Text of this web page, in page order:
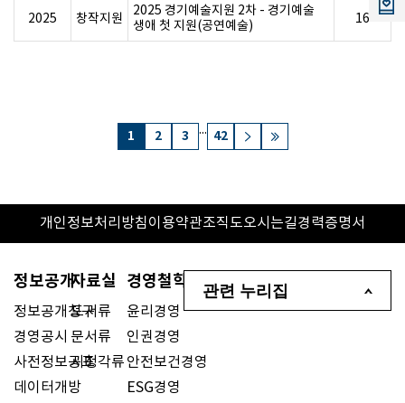
2025 창작지원
2025 경기예술지원 2차 - 경기예술
생애 첫 지원(공연예술)
16
1 2 3 ... 42
개인정보처리방침이용약관조직도오시는길경력증명서
정보공개
정보공개청구
경영공시
사전정보공표
데이터개방
자료실
도서류
문서류
시청각류
경영철학
윤리경영
인권경영
안전보건경영
ESG경영
관련 누리집